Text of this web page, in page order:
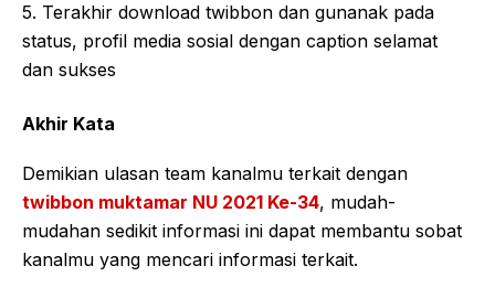
5. Terakhir download twibbon dan gunanak pada
status, profil media sosial dengan caption selamat
dan sukses
Akhir Kata
Demikian ulasan team kanalmu terkait dengan
twibbon muktamar NU 2021 Ke-34, mudah-
mudahan sedikit informasi ini dapat membantu sobat
kanalmu yang mencari informasi terkait.